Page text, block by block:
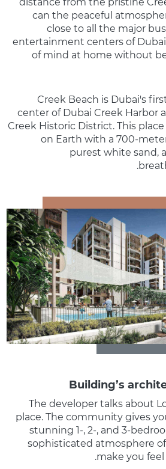
can the peaceful
close to all the major
entertainment centers of
of mind at home without
Creek Beach is Dubai's
center of Dubai Creek Harbor
Creek Historic District. This
on Earth with a 700-
purest white sand,
Building’s
The developer talks about
place. The community gives
stunning 1-, 2-, and 3-
sophisticated atmosphere
make you